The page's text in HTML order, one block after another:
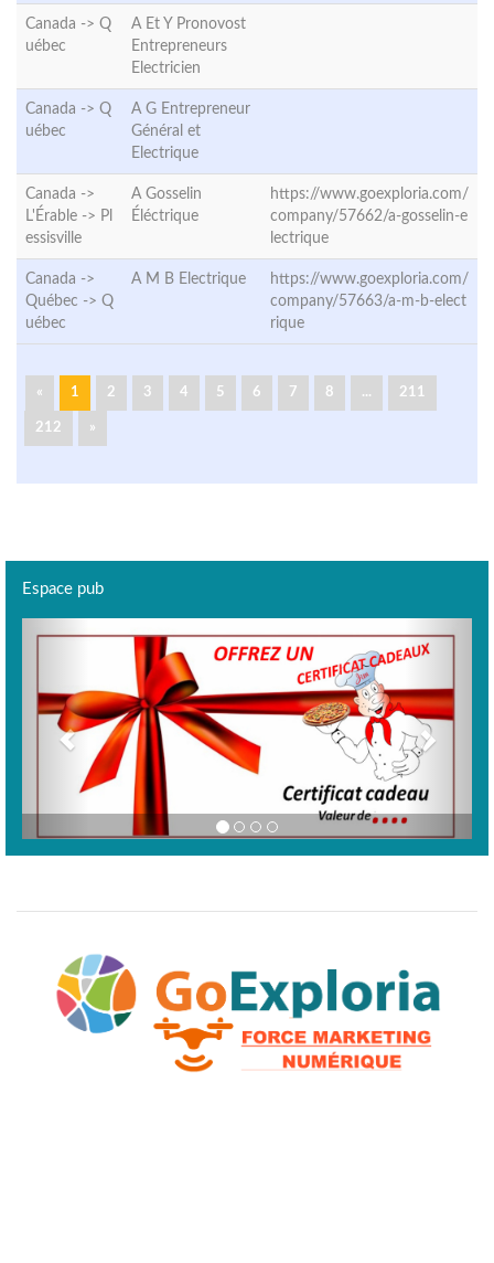
Canada -> Q
uébec
A Et Y Pronovost
Entrepreneurs
Electricien
Canada -> Q
uébec
A G Entrepreneur
Général et
Electrique
Canada ->
L'Érable -> Pl
essisville
A Gosselin
Éléctrique
https://www.goexploria.com/
company/57662/a-gosselin-e
lectrique
Canada ->
Québec -> Q
uébec
A M B Electrique
https://www.goexploria.com/
company/57663/a-m-b-elect
rique
« 1 2 3 4 5 6 7 8 ... 211
212 »
Espace pub